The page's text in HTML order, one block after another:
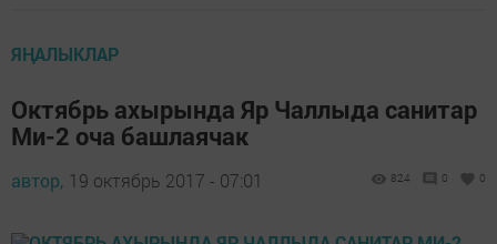
ЯҢАЛЫКЛАР
Октябрь ахырында Яр Чаллыда санитар
Ми-2 оча башлаячак
автор, 19 октябрь 2017 - 07:01 824 0 0